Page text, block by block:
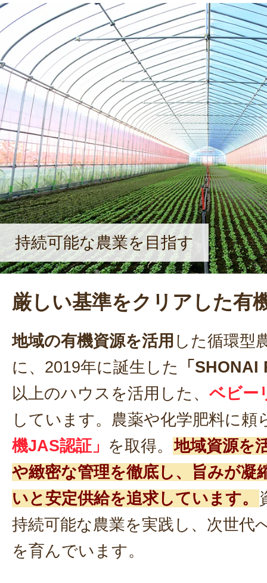
持続可能な農業を目指す
厳しい基準をクリアした有
地域の有機資源を活用 した循環型
に、2019年に誕生した
「
以上のハウスを活用した、 ベビー
しています。農薬や化学肥料に頼
機JAS認証」 を取得。 地域資源を
や緻密な管理を徹底し、旨みが凝
いと安定供給を追求しています。
持続可能な農業を実践し、次世代
を育んでいます。